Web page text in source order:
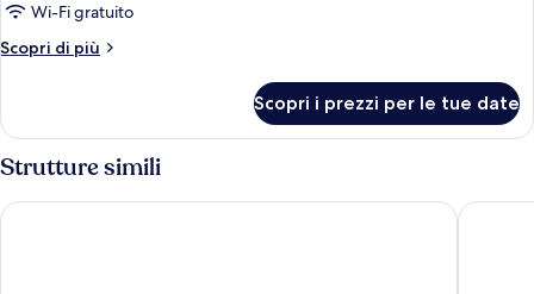
Wi-Fi gratuito
Scopri di più
Altri
Classic
Scopri i prezzi per le tue date
Strutture simili
Elephant Suites Aegeon